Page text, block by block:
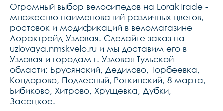
Огромный выбор велосипедов на LorakTrade -
множество наименований различных цветов,
ростовок и модификаций в веломагазине
Лорактрейд-Узловая. Сделайте заказ на
uzlovaya.nmskvelo.ru и мы доставим его в
Узловая и городам г. Узловая Тульской
области: Брусянский, Дедилово, Торбеевка,
Кондорово, Подлесный, Роткинский, 8 марта,
Бибиково, Хитрово, Хрущевка, Дубки,
Засецкое.